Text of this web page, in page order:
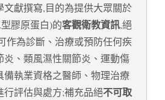
文獻撰寫,目的為提供大眾關於
膠原蛋白)的客觀衛教資訊,絕
作為診斷、治療或預防任何疾
炎、類風濕性關節炎、運動傷
備執業資格之醫師、物理治療
行評估與處方;補充品絕不可取